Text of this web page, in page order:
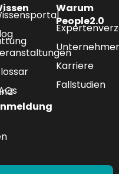
Warum
People2.0
Karriere
Fallstudien